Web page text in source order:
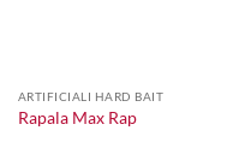
ARTIFICIALI HARD BAIT
Rapala Max Rap